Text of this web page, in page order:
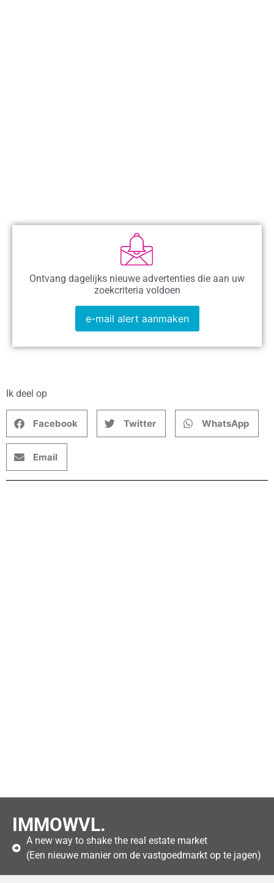
Ontvang dagelijks nieuwe advertenties die aan uw
zoekcriteria voldoen
e-mail alert aanmaken
Ik deel op
Facebook Twitter WhatsApp
Email
IMMOWVL.
A new way to shake the real estate market
(Een nieuwe manier om de vastgoedmarkt op te jagen)